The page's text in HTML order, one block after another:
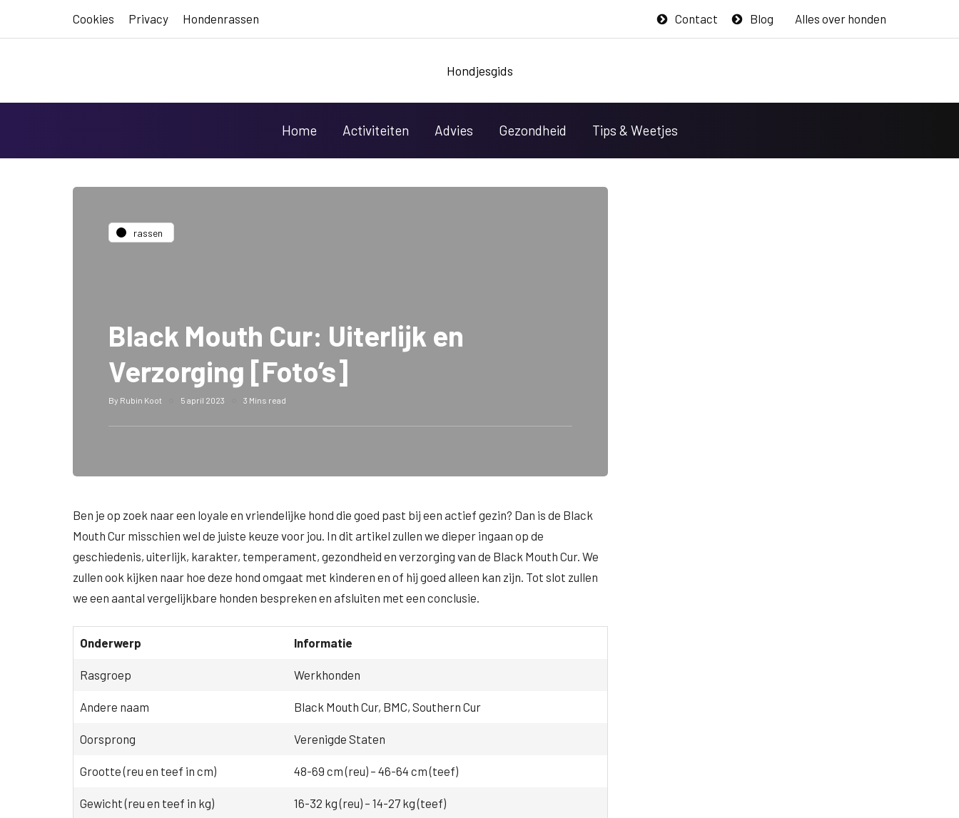
Cookies Privacy Hondenrassen Blog
Contact Alles over honden
Hondjesgids
Home Activiteiten Advies Gezondheid Tips & Weetjes
rassen
Black Mouth Cur: Uiterlijk en
Verzorging [Foto’s]
By Rubin Koot 5 april 2023 3 Mins read
Ben je op zoek naar een loyale en vriendelijke hond die goed past bij een actief gezin? Dan is de Black
Mouth Cur misschien wel de juiste keuze voor jou. In dit artikel zullen we dieper ingaan op de
geschiedenis, uiterlijk, karakter, temperament, gezondheid en verzorging van de Black Mouth Cur. We
zullen ook kijken naar hoe deze hond omgaat met kinderen en of hij goed alleen kan zijn. Tot slot zullen
we een aantal vergelijkbare honden bespreken en afsluiten met een conclusie.
Onderwerp Informatie
Rasgroep Werkhonden
Andere naam Black Mouth Cur, BMC, Southern Cur
Oorsprong Verenigde Staten
Grootte (reu en teef in cm) 48-69 cm (reu) – 46-64 cm (teef)
Gewicht (reu en teef in kg) 16-32 kg (reu) – 14-27 kg (teef)